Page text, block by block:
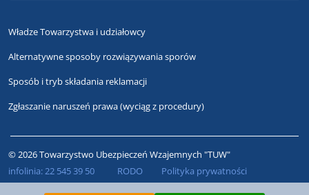
Władze Towarzystwa i udziałowcy
Alternatywne sposoby rozwiązywania sporów
Sposób i tryb składania reklamacji
Zgłaszanie naruszeń prawa (wyciąg z procedury)
© 2026 Towarzystwo Ubezpieczeń Wzajemnych "TUW"
infolinia:22 545 39 50 RODO Polityka prywatności